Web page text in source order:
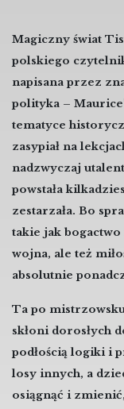
Magiczny świat
polskiego
napisana przez
polityka –
tematyce
zasypiał na
nadzwyczaj
powstała
zestarzała. Bo
takie jak
wojna, ale też
absolutnie
Ta po
skłoni dorosłych
podłością logiki i
losy innych, a
osiągnąć i